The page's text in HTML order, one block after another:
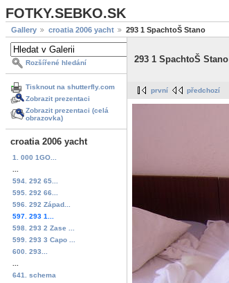
FOTKY.SEBKO.SK
Gallery croatia 2006 yacht 293 1 SpachtoŠ Stano
Rozšířené hledání
Tisknout na shutterfly.com
Zobrazit prezentaci
Zobrazit prezentaci (celá
obrazovka)
croatia 2006 yacht
1. 000 1GO...
594. 292 65...
595. 292 66...
596. 292 Západ...
597. 293 1...
598. 293 2 Zase ...
599. 293 3 Capo ...
600. 293...
641. schema
293 1 SpachtoŠ Stano
první předchozí